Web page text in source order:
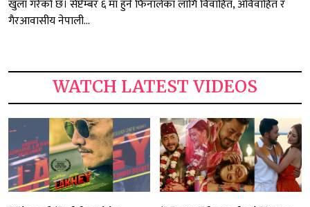
खुला गरेको छ। सेप्टेम्बर ६ मा हुने फिनालेका लागि विवाहित, अविवाहित र
गैरआवासीय नेपाली...
WATCH LATEST VIDEOS